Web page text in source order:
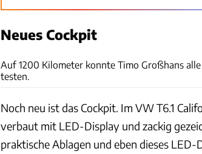
Neues Cockpit
Auf 1200 Kilometer konnte Timo Großhans
testen.
Noch neu ist das Cockpit. Im VW T6.1
verbaut mit LED-Display und zackig
praktische Ablagen und eben dieses